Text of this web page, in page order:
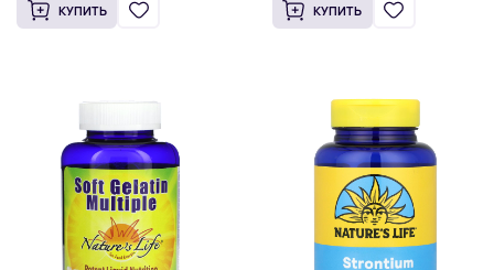
КУПИТЬ КУПИТЬ